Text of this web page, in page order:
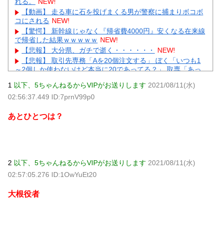
【動画】 走る車に石を投げまくる男が警察に捕まりボコボ
コにされる NEW!
【驚愕】 新幹線じゃなく『帰省費4000円』安くなる在来線
で帰省した結果ｗｗｗｗｗ NEW!
【悲報】 大分県、ガチで逝く・・・・・・
NEW!
【悲報】 取引先専務「Aを20個注文する」 ぼく「いつも1
～2個しか使わないけど本当に20であってる？」 取専「あっ
【画像】北朝鮮のビアガール、エッッッッッッッッッッッ
ッッッッッッ！ NEW!
握っていたｗｗｗｗｗｗｗｗｗｗｗｗｗｗｗｗｗ
元AKB社長、22億円申告漏れ 乃木坂46運営会社の株式を
パチンコ京楽産業に譲渡【ノース・リバー】【窪田康志】
パチンコ京楽産業に譲渡【ノース・リバー】【窪田康志】
1 以下、5ちゃんねるからVIPがお送りします 2021/08/11(水)
02:56:37.449 ID:7prnV99p0
あとひとつは？
2 以下、5ちゃんねるからVIPがお送りします 2021/08/11(水)
02:57:05.276 ID:1OwYuEt20
大根役者